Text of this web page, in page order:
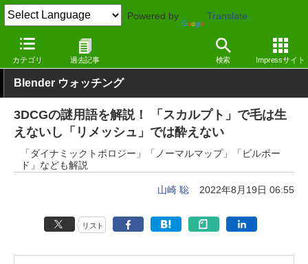
Powered by Translate
カテゴリ 過去記事 検索 Impressサイト
窓の杜 画像・映像・音楽
Blender ウォッチング
3DCGの謎用語を解説！ 「スカルプト」で毛は生
えないし「リメッシュ」では酔えない
「ダイナミックトポロジー」「ノーマルマップ」「ビルボー
ド」なども解説
山崎 聡 2022年8月19日 06:55
リスト